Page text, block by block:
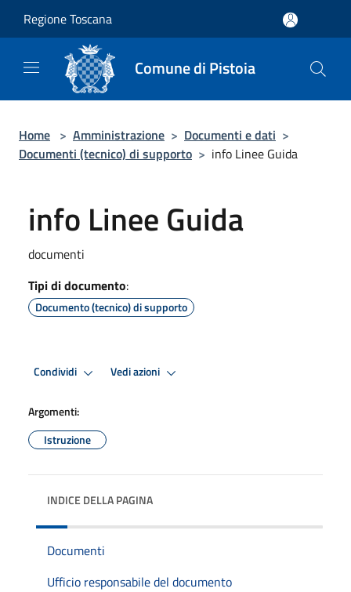
Regione Toscana
Comune di Pistoia
Home > Amministrazione > Documenti e dati >
Documenti (tecnico) di supporto > info Linee Guida
info Linee Guida
documenti
Tipi di documento:
Documento (tecnico) di supporto
Condividi Vedi azioni
Argomenti:
Istruzione
INDICE DELLA PAGINA
Documenti
Ufficio responsabile del documento